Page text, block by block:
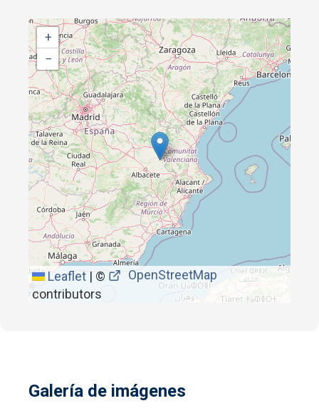
+
−
Leaflet | ©
OpenStreetMap
contributors
Galería de imágenes